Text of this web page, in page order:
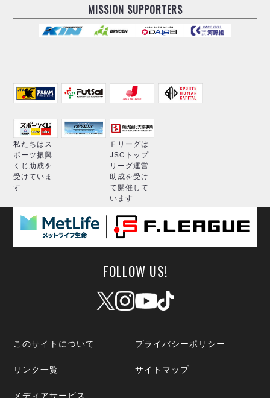
MISSION SUPPORTERS
私たちはス
ポーツ振興
くじ助成を
受けていま
す
Ｆリーグは
JSCトップ
リーグ運営
助成を受け
て開催して
います
FOLLOW US!
このサイトについて プライバシーポリシー
リンク一覧 サイトマップ
メディアサービス